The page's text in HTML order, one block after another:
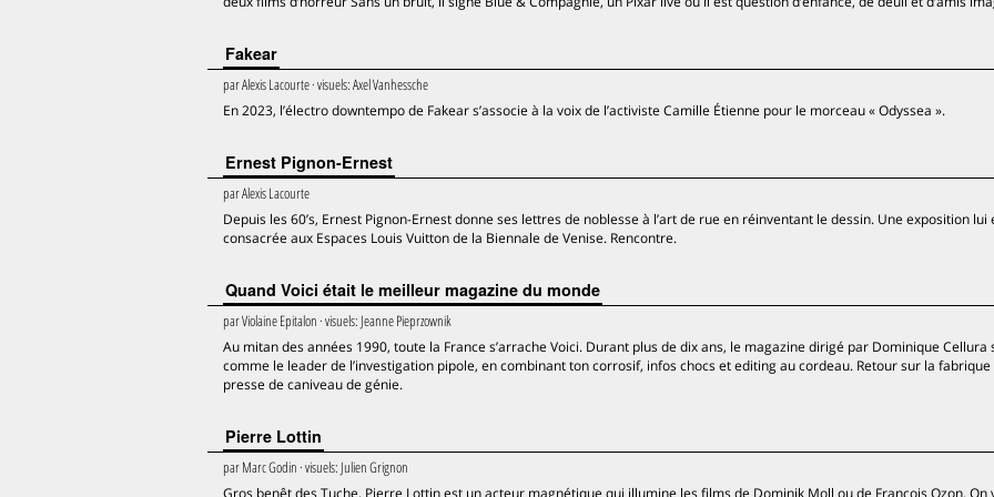
Fakear
parAlexis Lacourte· visuels:Axel Vanhessche
En 2023, l’électro downtempo de Fakear s’associe à la voix de l’activiste Camille Étienne pour le morceau « Odyssea ».
Ernest Pignon-Ernest
parAlexis Lacourte
Depuis les 60’s, Ernest Pignon-Ernest donne ses lettres de noblesse à l’art de rue en réinventant le dessin. Une exposition lui
consacrée aux Espaces Louis Vuitton de la Biennale de Venise. Rencontre.
Quand Voici était le meilleur magazine du monde
parViolaine Epitalon · visuels: Jeanne Pieprzownik
Au mitan des années 1990, toute la France s’arrache Voici. Durant plus de dix ans, le magazine dirigé par Dominique Cellura
comme le leader de l’investigation pipole, en combinant ton corrosif, infos chocs et editing au cordeau. Retour sur la fabrique
presse de caniveau de génie.
Pierre Lottin
parMarc Godin · visuels: Julien Grignon
Gros benêt des Tuche, Pierre Lottin est un acteur magnétique qui illumine les films de Dominik Moll ou de François Ozon. On